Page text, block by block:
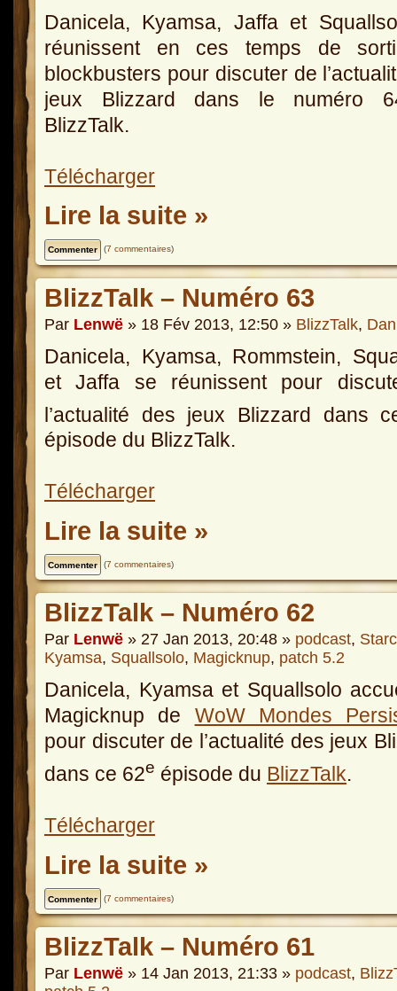
Danicela, Kyamsa, Jaffa et
réunissent en ces temps de
blockbusters pour discuter de
jeux Blizzard dans le numéro
BlizzTalk.
Télécharger
Lire la suite »
(7 commentaires)
BlizzTalk – Numéro 63
Par Lenwë » 18 Fév 2013, 12:50 » BlizzTalk,
Danicela, Kyamsa, Rommstein,
et Jaffa se réunissent pour
l’actualité des jeux Blizzard dans
épisode du BlizzTalk.
Télécharger
Lire la suite »
(7 commentaires)
BlizzTalk – Numéro 62
Par Lenwë » 27 Jan 2013, 20:48 » podcast,
Kyamsa, Squallsolo, Magicknup, patch 5.2
Danicela, Kyamsa et Squallsolo
Magicknup de WoW Mondes
pour discuter de l’actualité des jeux
dans ce 62e épisode du BlizzTalk.
Télécharger
Lire la suite »
(7 commentaires)
BlizzTalk – Numéro 61
Par Lenwë » 14 Jan 2013, 21:33 » podcast,